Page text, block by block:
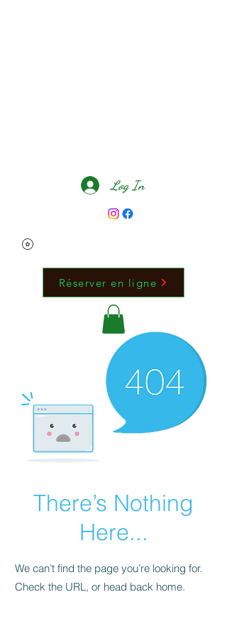
Log In
Réserver en ligne
There’s Nothing
Here...
We can’t find the page you’re looking for.
Check the URL, or head back home.